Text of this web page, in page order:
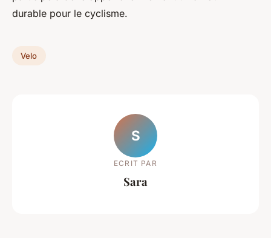
durable pour le cyclisme.
Velo
S
ECRIT PAR
Sara